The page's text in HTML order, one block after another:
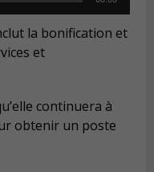
la bonification et
et
continuera à
obtenir un poste